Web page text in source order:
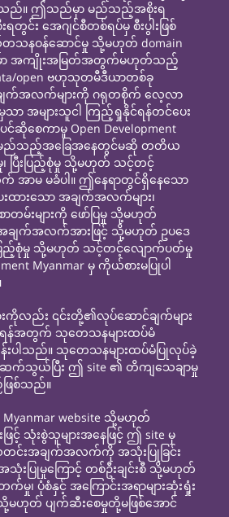
သည်။ ဤသည်မှာ မည်သည့်အစိုးရ
း အေဂျင်စီတစ်ရပ်မှ စီးပွါးဖြစ်
သနဝန်ဆောင်မှု သို့မဟုတ် domain
ာ အကျိုးအမြတ်အတွက်မဟုတ်သည့်
open ဗဟုသုတမီဒီယာတစ်ခု
ျက်အလက်များကို ဂရုတစိုက် လေ့လာ
ာ အများသူငါ ကြည့်ရှုနိုင်ရန်တင်ပေး
င်ဆိုစေကာမူ Open Development
င့် မည်သည့်အခြေအနေတွင်မဆို တတိယ
မှု၊ ပြီးပြည့်စုံမှု သို့မဟုတ် သင့်တင့်
ာမ မခံပါ။ ဤနေရာတွင်ရှိနေသော
ားသော အချက်အလက်များ၊
တမ်းများကို ဖော်ပြမှု သို့မဟုတ်
ျက်အလက်အားဖြင့် သို့မဟုတ် ဥပဒေ
းပြည့်စုံမှု သို့မဟုတ် သင့်တင့်လျောက်ပတ်မှု
Myanmar မှ ကိုယ်စားမပြုပါ
ကိုလည်း ၎င်းတို့၏လုပ်ဆောင်ချက်များ
အတွက် သုတေသနများထပ်မံ
ပါသည်။ သုတေသနများထပ်မံပြုလုပ်ခဲ့
က်သွယ်ပြီး ဤ site ၏ တိကျသေချာမှု
ြစ်သည်။
Myanmar website သို့မဟုတ်
ြင့် သုံးစွဲသူများအနေဖြင့် ဤ site မှ
င်းအချက်အလက်ကို အသုံးပြုခြင်း
းပြုမှုကြောင့် တစ်ဦးချင်းစီ သို့မဟုတ်
က်မှု၊ ပုံစံနှင့် အကြောင်းအရာများဆုံးရှုံး
သို့မဟုတ် ပျက်ဆီးစေမှုတို့မဖြစ်အောင်